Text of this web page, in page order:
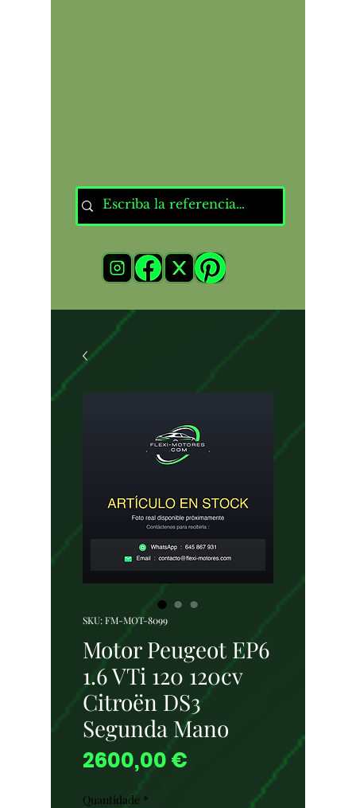
SKU: FM-MOT-8099
Motor Peugeot EP6
1.6 VTi 120 120cv
Citroën DS3
Segunda Mano
2600,00 €
Quantidade *